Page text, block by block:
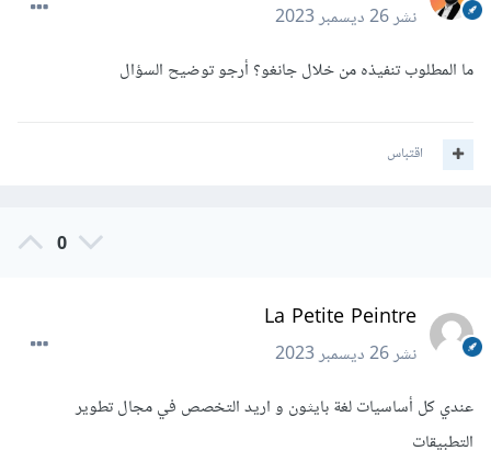
نشر26 ديسمبر 2023
ما المطلوب تنفيذه من خلال جانغو؟ أرجو توضيح السؤال
اقتباس
0
La Petite Peintre
نشر26 ديسمبر 2023
عندي كل أساسيات لغة بايثون و اريد التخصص في مجال تطوير
التطبيقات